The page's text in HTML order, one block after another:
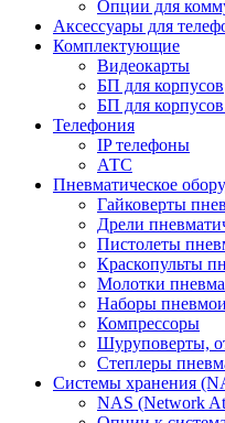
Опции для
Аксессуары для
Комплектующие
Видеокарты
БП для корпусов
БП для
Телефония
IP телефоны
АТС
Пневматическое
Гайковерты
Дрели
Пистолеты
Краскопульты
Молотки
Наборы
Компрессоры
Шуруповерты,
Степлеры
Cистемы хранения
NAS (Network